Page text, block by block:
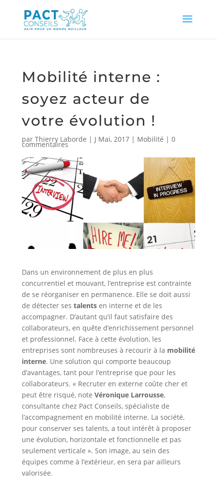
Mobilité interne :
soyez acteur de
votre évolution !
par Thierry Laborde | J Mai, 2017| Mobilité | 0
commentaires
Dans un environnement de plus en plus
concurrentiel et mouvant, l’entreprise est contrainte
de se réorganiser en permanence. Elle se doit aussi
de détecter ses talentsen interne et de les
accompagner. D’autant qu’il faut satisfaire des
collaborateurs, en quête d’enrichissement personnel
et professionnel. Face à cette évolution, les
entreprises sont nombreuses à recourir à la mobilité
interne. Une solution qui comporte beaucoup
d’avantages, tant pour l’entreprise que pour les
collaborateurs. « Recruter en externe coûte cher et
peut être risqué, note Véronique Larrousse,
consultante chez Pact Conseils, spécialiste de
l’accompagnement en mobilité interne. La société,
pour conserver ses talents, a tout intérêt à proposer
une évolution, horizontale et fonctionnelle et pas
seulement verticale ». Son image, au sein des
équipes comme à l’extérieur, en sera par ailleurs
valorisée.